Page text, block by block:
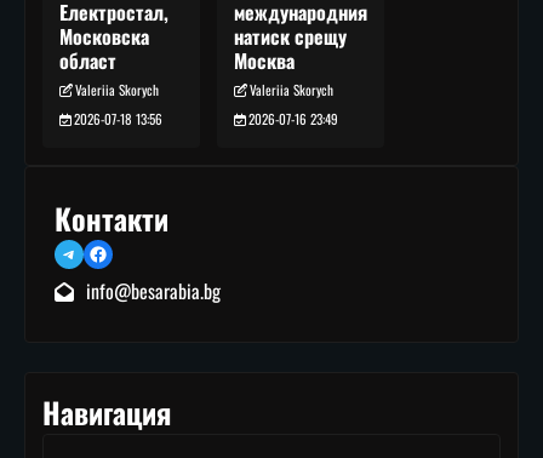
Електростал,
Московска
област
Valeriia Skorych
2026-07-18 13:56
международния
натиск срещу
Москва
Valeriia Skorych
2026-07-16 23:49
Контакти
TelegramFacebook
info@besarabia.bg
Навигация